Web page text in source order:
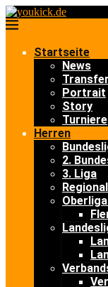
Startseite
News
Portrait
Story
Turniere
Herren
2.
3. Liga